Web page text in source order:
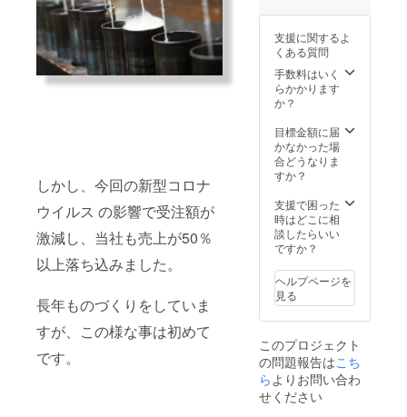
しかし、今回の新型コロナ
ウイルス の影響で受注額が
激減し、当社も売上が50％
以上落ち込みました。
長年ものづくりをしていま
すが、この様な事は初めて
です。
65cm
裄丈：
77cm
胸囲：
102cm
Lサイズ
裄丈：
80cm
胸囲：
フォー
クニッ
トベス
ト 寸
イズ 着
丈：
56cm
肩幅：
胸囲：
96cm M
サイズ
着丈：
63cm
す。 リ
品のお
肉は、
信州サ
フォー
クのジ
カン５
００ｇ
（たれ
漬け込
す。 信
州新町
の峯村
サ
クを取
り扱う
「さぎ
り荘」
ご入力
頂いた
住所へ
クール
便でお
支援に関するよ
くある質問
手数料はいく
らかかります
か？
目標金額に届
かなかった場
合どうなりま
すか？
支援で困った
時はどこに相
談したらいい
ですか？
ヘルプページを
見る
このプロジェクト
の問題報告はこち
らよりお問い合わ
せください